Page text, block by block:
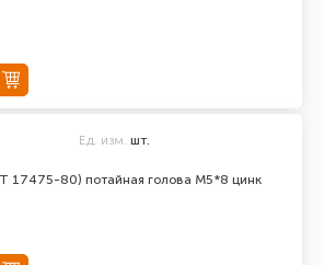
17475-80) потайная голова М5*8 цинк
Ед. изм. шт.